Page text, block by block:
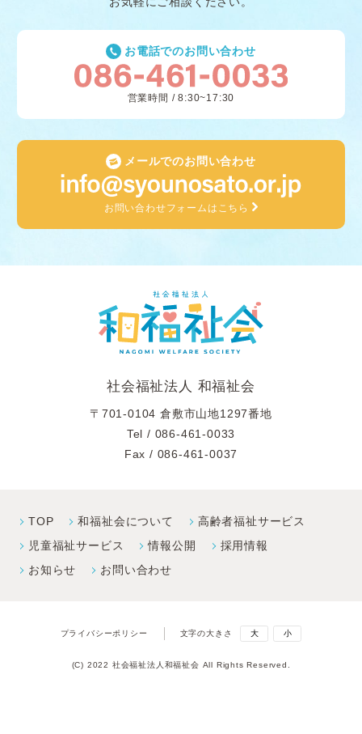
お電話でのお問い合わせ
営業時間 / 8:30~17:30
メールでのお問い合わせ
お問い合わせフォームはこちら
社会福祉法人 和福祉会
〒701-0104 倉敷市山地1297番地
Tel / 086-461-0033
Fax / 086-461-0037
TOP 和福祉会について
高齢者福祉サービス
児童福祉サービス
情報公開
採⽤情報
お知らせ
お問い合わせ
プライバシーポリシー 文字の大きさ 大 小
(C) 2022 社会福祉法人和福祉会 All Rights Reserved.